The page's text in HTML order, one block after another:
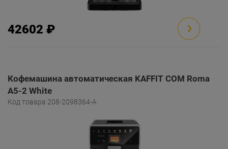
42602 ₽
Кофемашина автоматическая KAFFIT COM Roma
A5-2 White
Код товара 208-2098364-A